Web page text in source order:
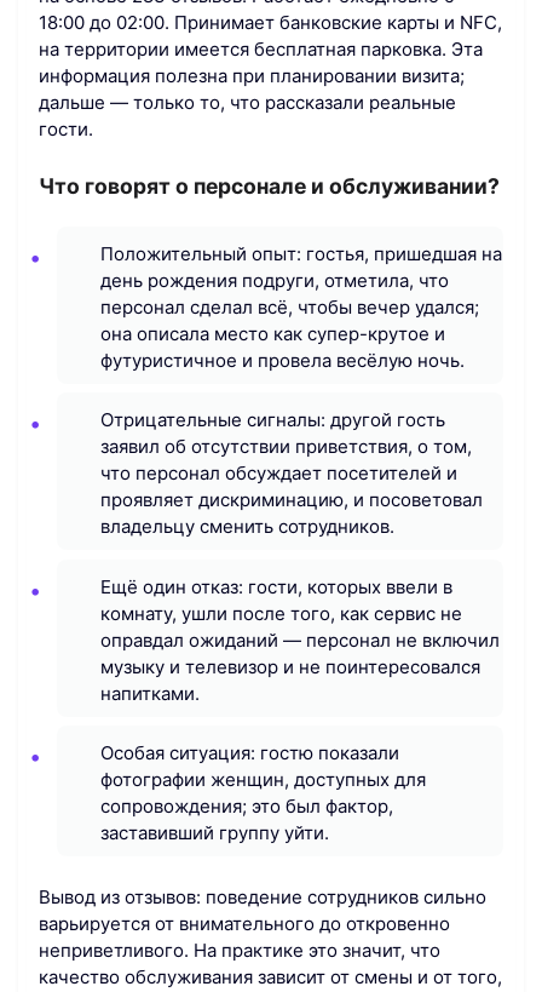
18:00 до 02:00. Принимает банковские карты и NFC,
на территории имеется бесплатная парковка. Эта
информация полезна при планировании визита;
дальше — только то, что рассказали реальные
гости.
Что говорят о персонале и обслуживании?
Положительный опыт: гостья, пришедшая на
день рождения подруги, отметила, что
персонал сделал всё, чтобы вечер удался;
она описала место как супер-крутое и
футуристичное и провела весёлую ночь.
Отрицательные сигналы: другой гость
заявил об отсутствии приветствия, о том,
что персонал обсуждает посетителей и
проявляет дискриминацию, и посоветовал
владельцу сменить сотрудников.
Ещё один отказ: гости, которых ввели в
комнату, ушли после того, как сервис не
оправдал ожиданий — персонал не включил
музыку и телевизор и не поинтересовался
напитками.
Особая ситуация: гостю показали
фотографии женщин, доступных для
сопровождения; это был фактор,
заставивший группу уйти.
Вывод из отзывов: поведение сотрудников сильно
варьируется от внимательного до откровенно
неприветливого. На практике это значит, что
качество обслуживания зависит от смены и от того,